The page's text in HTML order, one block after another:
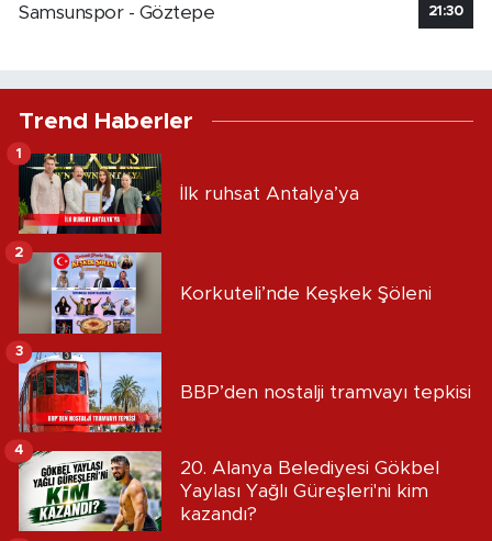
Samsunspor - Göztepe
21:30
Trend Haberler
İlk ruhsat Antalya’ya
1
Korkuteli’nde Keşkek Şöleni
2
BBP’den nostalji tramvayı tepkisi
3
20. Alanya Belediyesi Gökbel
Yaylası Yağlı Güreşleri'ni kim
kazandı?
4